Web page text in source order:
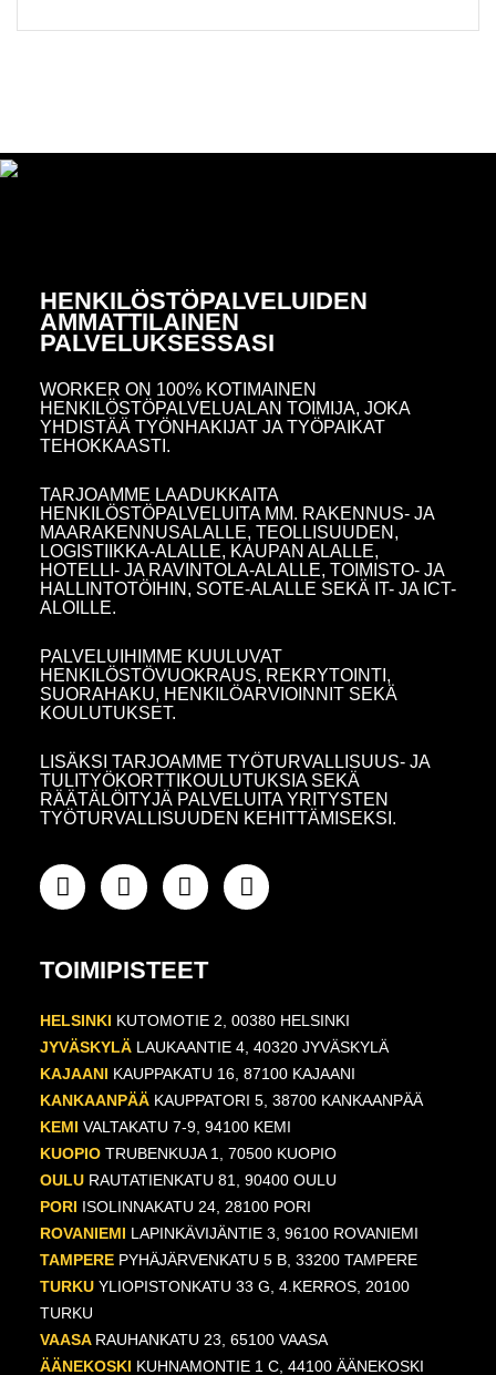
HENKILÖSTÖPALVELUIDEN
AMMATTILAINEN
PALVELUKSESSASI
WORKER ON 100% KOTIMAINEN
HENKILÖSTÖPALVELUALAN TOIMIJA, JOKA
YHDISTÄÄ TYÖNHAKIJAT JA TYÖPAIKAT
TEHOKKAASTI.
TARJOAMME LAADUKKAITA
HENKILÖSTÖPALVELUITA MM. RAKENNUS- JA
MAARAKENNUSALALLE, TEOLLISUUDEN,
LOGISTIIKKA-ALALLE, KAUPAN ALALLE,
HOTELLI- JA RAVINTOLA-ALALLE, TOIMISTO- JA
HALLINTOTÖIHIN, SOTE-ALALLE SEKÄ IT- JA ICT-
ALOILLE.
PALVELUIHIMME KUULUVAT
HENKILÖSTÖVUOKRAUS, REKRYTOINTI,
SUORAHAKU, HENKILÖARVIOINNIT SEKÄ
KOULUTUKSET.
LISÄKSI TARJOAMME TYÖTURVALLISUUS- JA
TULITYÖKORTTIKOULUTUKSIA SEKÄ
RÄÄTÄLÖITYJÄ PALVELUITA YRITYSTEN
TYÖTURVALLISUUDEN KEHITTÄMISEKSI.
TOIMIPISTEET
HELSINKI KUTOMOTIE 2, 00380 HELSINKI
JYVÄSKYLÄLAUKAANTIE 4, 40320 JYVÄSKYLÄ
KAJAANI KAUPPAKATU 16, 87100 KAJAANI
KANKAANPÄÄ KAUPPATORI 5, 38700 KANKAANPÄÄ
KEMI VALTAKATU 7-9, 94100 KEMI
KUOPIO TRUBENKUJA 1, 70500 KUOPIO
OULU RAUTATIENKATU 81, 90400 OULU
PORI ISOLINNAKATU 24, 28100 PORI
ROVANIEMI LAPINKÄVIJÄNTIE 3, 96100 ROVANIEMI
TAMPEREPYHÄJÄRVENKATU 5 B, 33200 TAMPERE
TURKUYLIOPISTONKATU 33 G, 4.KERROS, 20100
TURKU
VAASA RAUHANKATU 23, 65100 VAASA
ÄÄNEKOSKI KUHNAMONTIE 1 C, 44100 ÄÄNEKOSKI